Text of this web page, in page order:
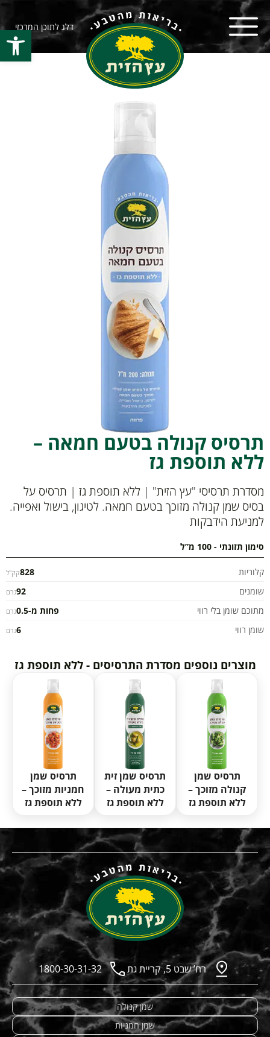
פתח
דלג לתוכן המרכזי
תרסיס קנולה בטעם חמאה –
ללא תוספת גז
מסדרת תרסיסי "עץ הזית" | ללא תוספת גז | תרסיס על
בסיס שמן קנולה מזוכך בטעם חמאה. לטיגון, בישול ואפייה.
למניעת הידבקות
סימון תזונתי - 100 מ”ל
קלוריות 828קק"ל
שומנים 92גרם
מתוכם שומן בלי רווי פחות מ-0.5 גרם
שומן רווי 6גרם
מוצרים נוספים מסדרת התרסיסים - ללא תוספת גז
תרסיס שמן
קנולה מזוכך –
ללא תוספת גז
תרסיס שמן זית
כתית מעולה –
ללא תוספת גז
תרסיס שמן
חמניות מזוכך –
ללא תוספת גז
רח’ שבט 5, קריית גת 1800-30-31-32
שמן קנולה
שמן חמניות